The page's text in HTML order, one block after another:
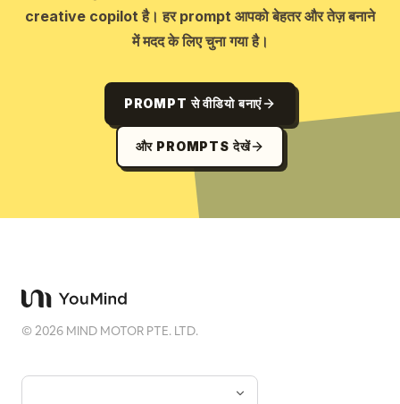
creative copilot है। हर prompt आपको बेहतर और तेज़ बनाने
में मदद के लिए चुना गया है।
PROMPT से वीडियो बनाएं
और PROMPTS देखें
©2026 MIND MOTOR PTE. LTD.